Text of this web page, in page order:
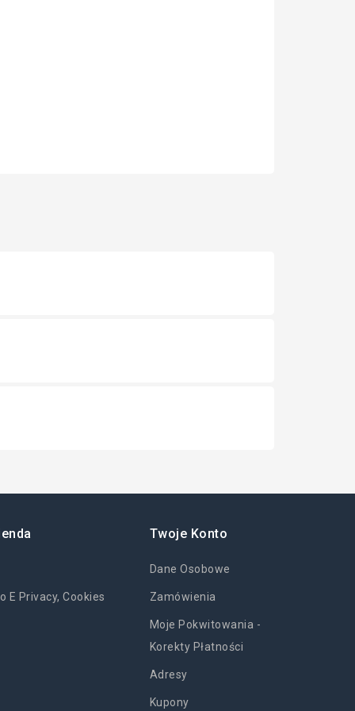
E Privacy, Cookies
Twoje Konto
Dane Osobowe
Zamówienia
Moje Pokwitowania -
Korekty Płatności
Adresy
Kupony